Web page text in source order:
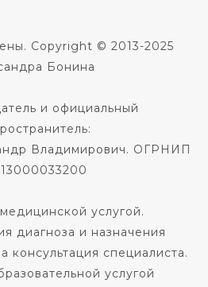
Copyright © 2013-2025
Бонина
и официальный
Владимирович. ОГРНИП
услугой.
диагноза и назначения
консультация специалиста.
услугой